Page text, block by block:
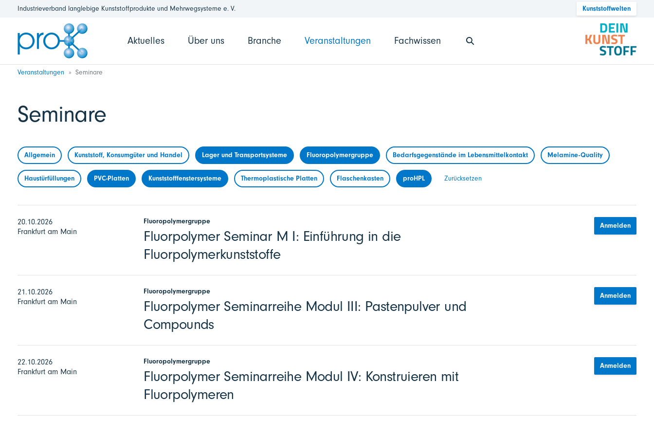
Industrieverband langlebige Kunststoffprodukte und Mehrwegsysteme e. V. Kunststoffwelten
Aktuelles Über uns Branche Veranstaltungen Fachwissen
Veranstaltungen Seminare
Seminare
Allgemein Kunststoff, Konsumgüter und Handel Lager und Transportsysteme Fluoropolymergruppe Bedarfsgegenstände im Lebensmittelkontakt Melamine-Quality
Haustürfüllungen PVC-Platten Kunststofffenstersysteme Thermoplastische Platten Flaschenkasten proHPL Zurücksetzen
20.10.2026
Frankfurt am Main
Fluoropolymergruppe
Fluorpolymer Seminar M I: Einführung in die
Fluorpolymerkunststoffe
Anmelden
21.10.2026
Frankfurt am Main
Fluoropolymergruppe
Fluorpolymer Seminarreihe Modul III: Pastenpulver und
Compounds
Anmelden
22.10.2026
Frankfurt am Main
Fluoropolymergruppe
Fluorpolymer Seminarreihe Modul IV: Konstruieren mit
Fluorpolymeren
Anmelden